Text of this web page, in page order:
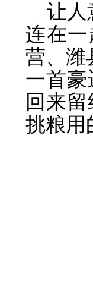
让人
连在
营、潍
一首豪
回来
挑粮用